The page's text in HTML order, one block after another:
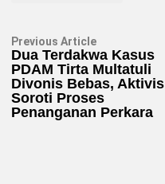
Navigasi
pos
Previous ArticlePrevious
article:
Dua Terdakwa Kasus
PDAM Tirta Multatuli
Divonis Bebas, Aktivis
Soroti Proses
Penanganan Perkara